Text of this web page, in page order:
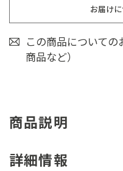
お届け
この商品について
商品など）
商品説明
詳細情報